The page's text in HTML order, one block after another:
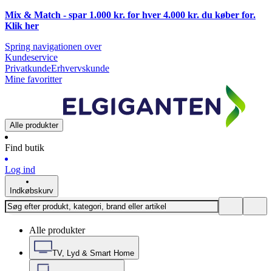
Mix & Match - spar 1.000 kr. for hver 4.000 kr. du køber for.
Klik her
Spring navigationen over
Kundeservice
PrivatkundeErhvervskunde
Mine favoritter
Alle produkter
Find butik
Log ind
Indkøbskurv
Alle produkter
TV, Lyd & Smart Home